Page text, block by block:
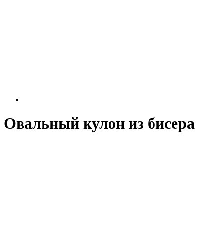
Овальный кулон из бисера